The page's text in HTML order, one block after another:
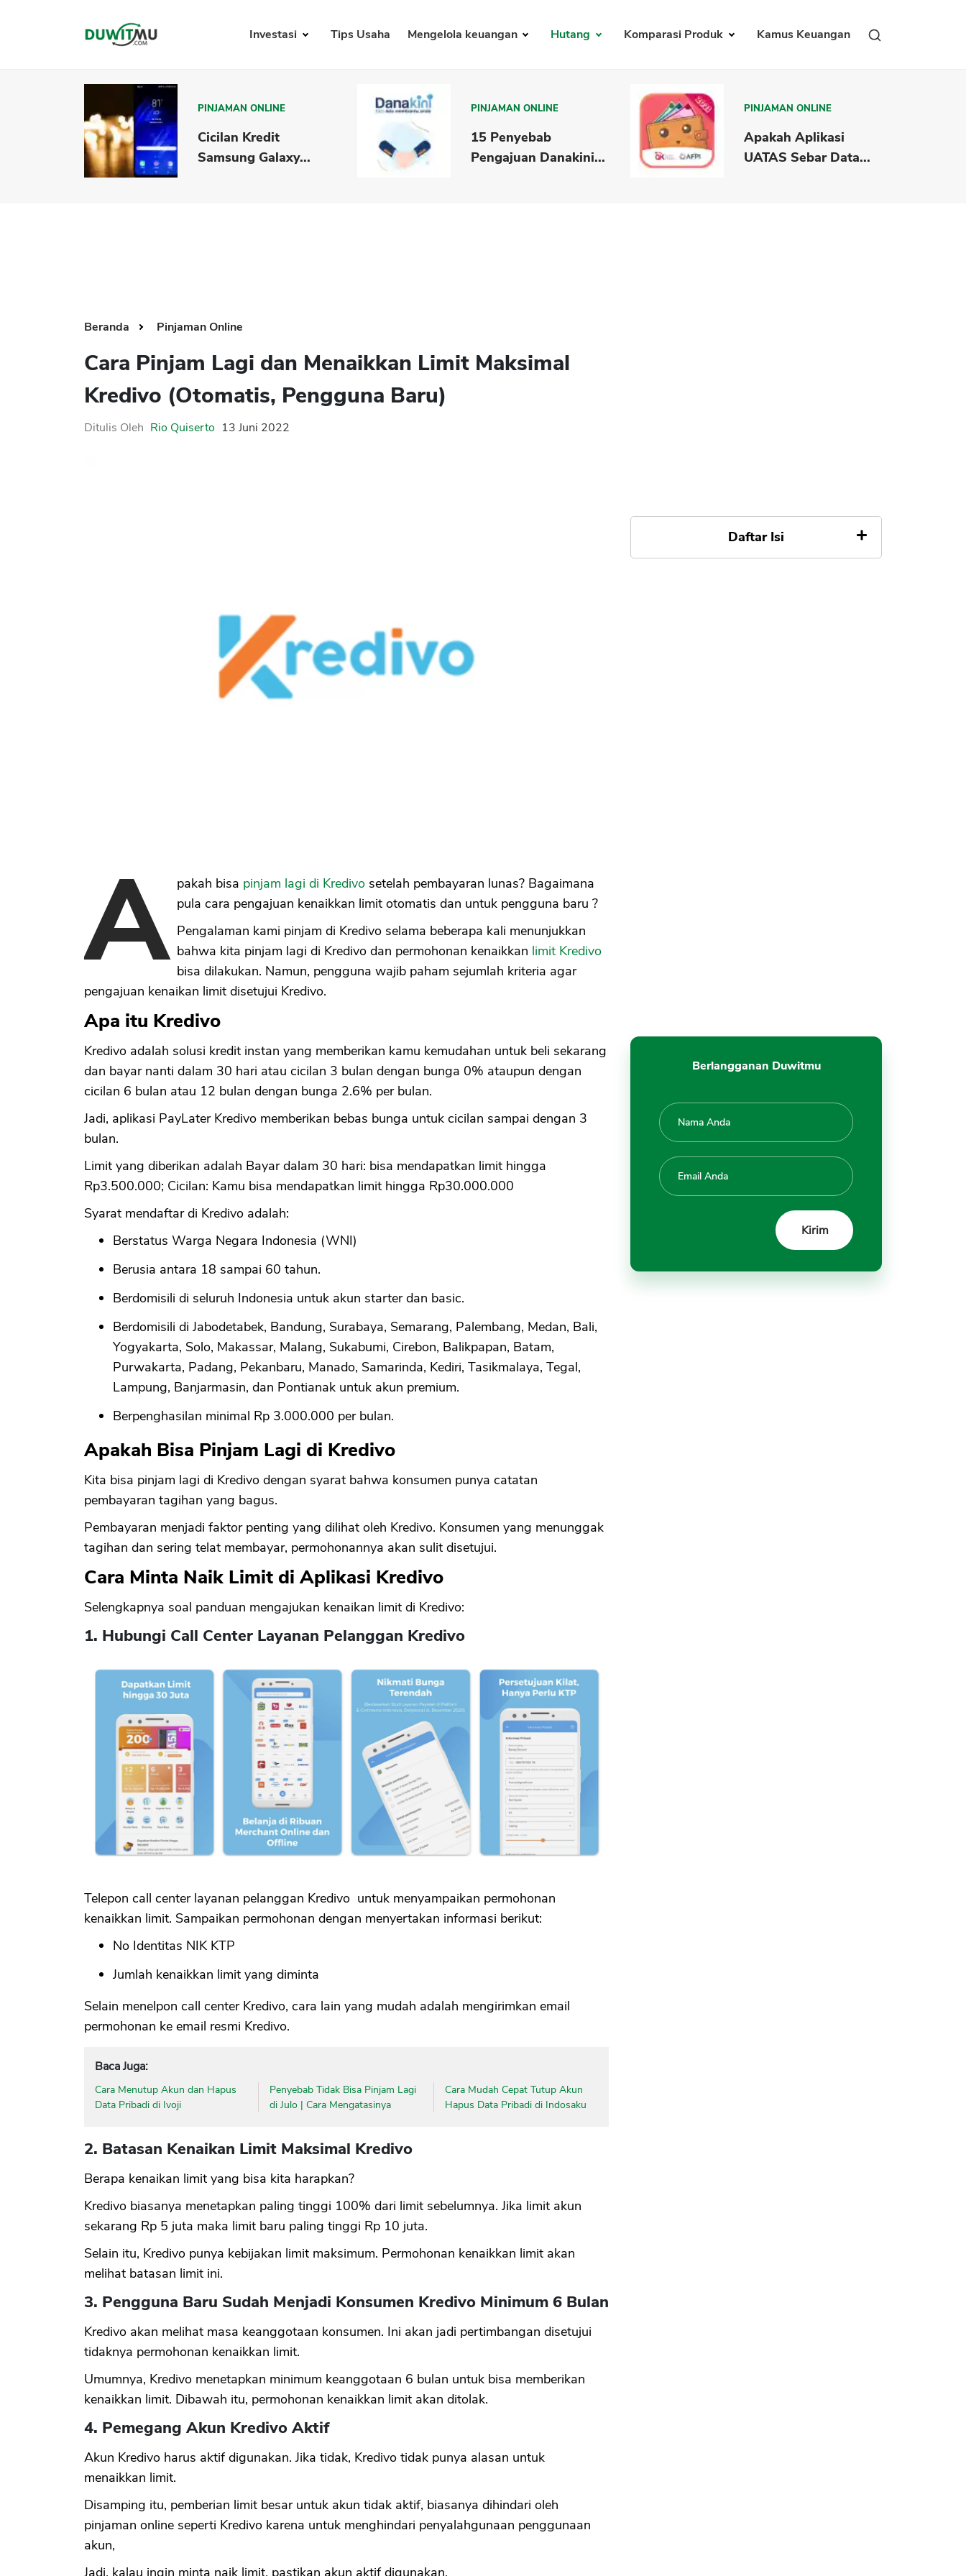
Investasi Tips Usaha Mengelola keuangan Hutang Komparasi Produk Kamus Keuangan
PINJAMAN ONLINE
Cicilan Kredit
Samsung Galaxy...
PINJAMAN ONLINE
15 Penyebab
Pengajuan Danakini...
PINJAMAN ONLINE
Apakah Aplikasi
UATAS Sebar Data...
Beranda Pinjaman Online
Cara Pinjam Lagi dan Menaikkan Limit Maksimal
Kredivo (Otomatis, Pengguna Baru)
Ditulis Oleh Rio Quiserto 13 Juni 2022
A pakah bisa pinjam lagi di Kredivo setelah pembayaran lunas? Bagaimana
pula cara pengajuan kenaikkan limit otomatis dan untuk pengguna baru ?
Pengalaman kami pinjam di Kredivo selama beberapa kali menunjukkan
bahwa kita pinjam lagi di Kredivo dan permohonan kenaikkan limit Kredivo
bisa dilakukan. Namun, pengguna wajib paham sejumlah kriteria agar
pengajuan kenaikan limit disetujui Kredivo.
Apa itu Kredivo
Kredivo adalah solusi kredit instan yang memberikan kamu kemudahan untuk beli sekarang
dan bayar nanti dalam 30 hari atau cicilan 3 bulan dengan bunga 0% ataupun dengan
cicilan 6 bulan atau 12 bulan dengan bunga 2.6% per bulan.
Jadi, aplikasi PayLater Kredivo memberikan bebas bunga untuk cicilan sampai dengan 3
bulan.
Limit yang diberikan adalah Bayar dalam 30 hari: bisa mendapatkan limit hingga
Rp3.500.000; Cicilan: Kamu bisa mendapatkan limit hingga Rp30.000.000
Syarat mendaftar di Kredivo adalah:
Berstatus Warga Negara Indonesia (WNI)
Berusia antara 18 sampai 60 tahun.
Berdomisili di seluruh Indonesia untuk akun starter dan basic.
Berdomisili di Jabodetabek, Bandung, Surabaya, Semarang, Palembang, Medan, Bali,
Yogyakarta, Solo, Makassar, Malang, Sukabumi, Cirebon, Balikpapan, Batam,
Purwakarta, Padang, Pekanbaru, Manado, Samarinda, Kediri, Tasikmalaya, Tegal,
Lampung, Banjarmasin, dan Pontianak untuk akun premium.
Berpenghasilan minimal Rp 3.000.000 per bulan.
Apakah Bisa Pinjam Lagi di Kredivo
Kita bisa pinjam lagi di Kredivo dengan syarat bahwa konsumen punya catatan
pembayaran tagihan yang bagus.
Pembayaran menjadi faktor penting yang dilihat oleh Kredivo. Konsumen yang menunggak
tagihan dan sering telat membayar, permohonannya akan sulit disetujui.
Cara Minta Naik Limit di Aplikasi Kredivo
Selengkapnya soal panduan mengajukan kenaikan limit di Kredivo:
1. Hubungi Call Center Layanan Pelanggan Kredivo
Telepon call center layanan pelanggan Kredivo untuk menyampaikan permohonan
kenaikkan limit. Sampaikan permohonan dengan menyertakan informasi berikut:
No Identitas NIK KTP
Jumlah kenaikkan limit yang diminta
Selain menelpon call center Kredivo, cara lain yang mudah adalah mengirimkan email
permohonan ke email resmi Kredivo.
Baca Juga:
Cara Menutup Akun dan Hapus
Data Pribadi di Ivoji
Penyebab Tidak Bisa Pinjam Lagi
di Julo | Cara Mengatasinya
Cara Mudah Cepat Tutup Akun
Hapus Data Pribadi di Indosaku
2. Batasan Kenaikan Limit Maksimal Kredivo
Berapa kenaikan limit yang bisa kita harapkan?
Kredivo biasanya menetapkan paling tinggi 100% dari limit sebelumnya. Jika limit akun
sekarang Rp 5 juta maka limit baru paling tinggi Rp 10 juta.
Selain itu, Kredivo punya kebijakan limit maksimum. Permohonan kenaikkan limit akan
melihat batasan limit ini.
3. Pengguna Baru Sudah Menjadi Konsumen Kredivo Minimum 6 Bulan
Kredivo akan melihat masa keanggotaan konsumen. Ini akan jadi pertimbangan disetujui
tidaknya permohonan kenaikkan limit.
Umumnya, Kredivo menetapkan minimum keanggotaan 6 bulan untuk bisa memberikan
kenaikkan limit. Dibawah itu, permohonan kenaikkan limit akan ditolak.
4. Pemegang Akun Kredivo Aktif
Akun Kredivo harus aktif digunakan. Jika tidak, Kredivo tidak punya alasan untuk
menaikkan limit.
Disamping itu, pemberian limit besar untuk akun tidak aktif, biasanya dihindari oleh
pinjaman online seperti Kredivo karena untuk menghindari penyalahgunaan penggunaan
akun,
Jadi, kalau ingin minta naik limit, pastikan akun aktif digunakan.
Daftar Isi
Tidak Disetujui dan Tidak Naik
Berlangganan Duwitmu